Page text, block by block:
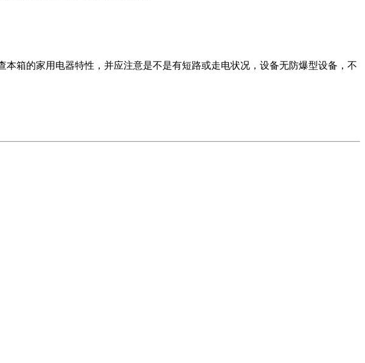
的家用电器特性，并应注意是不是有短路或走电状况，设备无防爆型设备，不